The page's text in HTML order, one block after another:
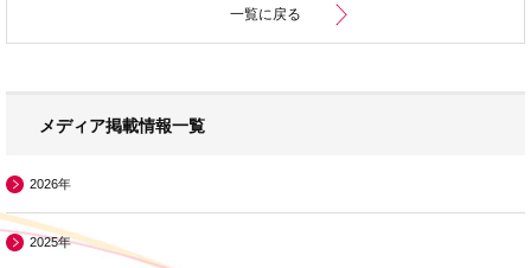
一覧に戻る
メディア掲載情報一覧
2026年
2025年